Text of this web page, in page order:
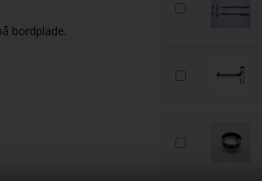
bordplade.